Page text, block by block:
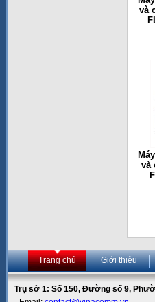
và
và
Trang chủ Giới thiệu
Trụ sở 1: Số 150, Đường số 9,